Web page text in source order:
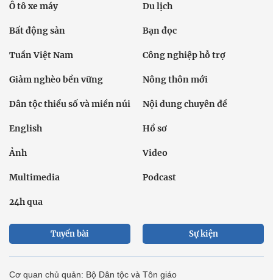
Ô tô xe máy Du lịch
Bất động sản Bạn đọc
Tuần Việt Nam Công nghiệp hỗ trợ
Giảm nghèo bền vững Nông thôn mới
Dân tộc thiểu số và miền núi Nội dung chuyên đề
English Hồ sơ
Ảnh Video
Multimedia Podcast
24h qua
Tuyến bài Sự kiện
Cơ quan chủ quản: Bộ Dân tộc và Tôn giáo